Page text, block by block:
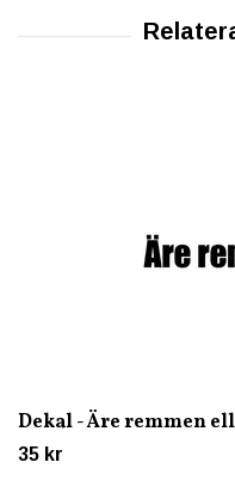
Dekal - Äre remmen
35 kr